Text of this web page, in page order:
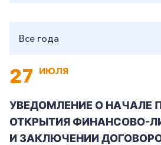
Все года
27 ИЮЛЯ
УВЕДОМЛЕНИЕ О НАЧАЛЕ
ОТКРЫТИЯ ФИНАНСОВО-
И ЗАКЛЮЧЕНИИ